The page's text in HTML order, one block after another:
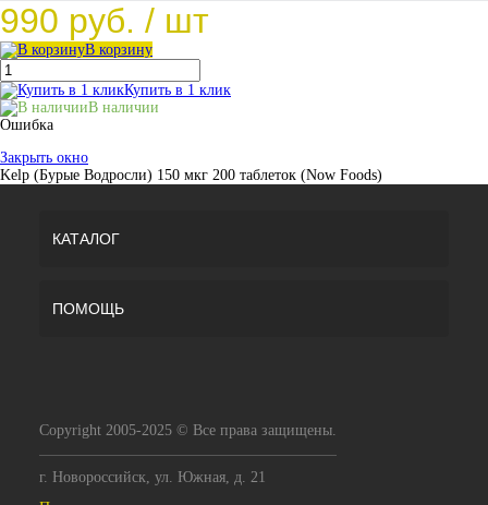
990 руб. / шт
В корзину
Купить в 1 клик
В наличии
Ошибка
Закрыть окно
Kelp (Бурые Водросли) 150 мкг 200 таблеток (Now Foods)
КАТАЛОГ
ПОМОЩЬ
Copyright 2005-2025 © Все права защищены.
г. Новороссийск, ул. Южная, д. 21